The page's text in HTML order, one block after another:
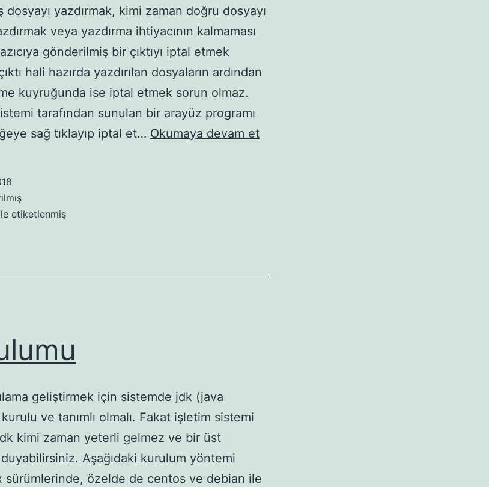
dosyayı yazdırmak, kimi zaman doğru dosyayı
veya yazdırma ihtiyacının kalmaması
gönderilmiş bir çıktıyı iptal etmek
hali hazırda yazdırılan dosyaların ardından
kuyruğunda ise iptal etmek sorun olmaz.
tarafından sunulan bir arayüz programı
sağ tıklayıp iptal et… Okumaya devam etYazıcıya
etiketlenmiş
geliştirmek için sistemde jdk (java
ve tanımlı olmalı. Fakat işletim sistemi
kimi zaman yeterli gelmez ve bir üst
Aşağıdaki kurulum yöntemi
sürümlerinde, özelde de centos ve debian ile